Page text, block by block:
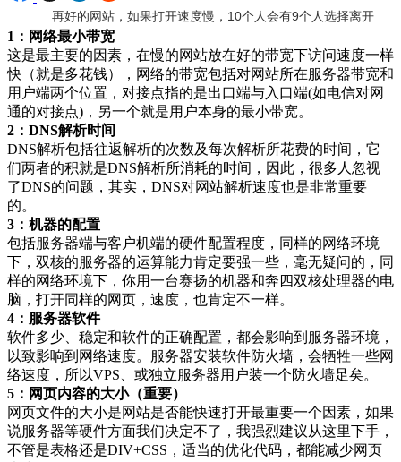
再好的网站，如果打开速度慢，10个人会有9个人选择离开
1：网络最小带宽
这是最主要的因素，在慢的网站放在好的带宽下访问速度一样
快（就是多花钱），网络的带宽包括对网站所在服务器带宽和
用户端两个位置，对接点指的是出口端与入口端(如电信对网
通的对接点)，另一个就是用户本身的最小带宽。
2：DNS解析时间
DNS解析包括往返解析的次数及每次解析所花费的时间，它
们两者的积就是DNS解析所消耗的时间，因此，很多人忽视
了DNS的问题，其实，DNS对网站解析速度也是非常重要
的。
3：机器的配置
包括服务器端与客户机端的硬件配置程度，同样的网络环境
下，双核的服务器的运算能力肯定要强一些，毫无疑问的，同
样的网络环境下，你用一台赛扬的机器和奔四双核处理器的电
脑，打开同样的网页，速度，也肯定不一样。
4：服务器软件
软件多少、稳定和软件的正确配置，都会影响到服务器环境，
以致影响到网络速度。服务器安装软件防火墙，会牺牲一些网
络速度，所以VPS、或独立服务器用户装一个防火墙足矣。
5：网页内容的大小（重要）
网页文件的大小是网站是否能快速打开最重要一个因素，如果
说服务器等硬件方面我们决定不了，我强烈建议从这里下手，
不管是表格还是DIV+CSS，适当的优化代码，都能减少网页